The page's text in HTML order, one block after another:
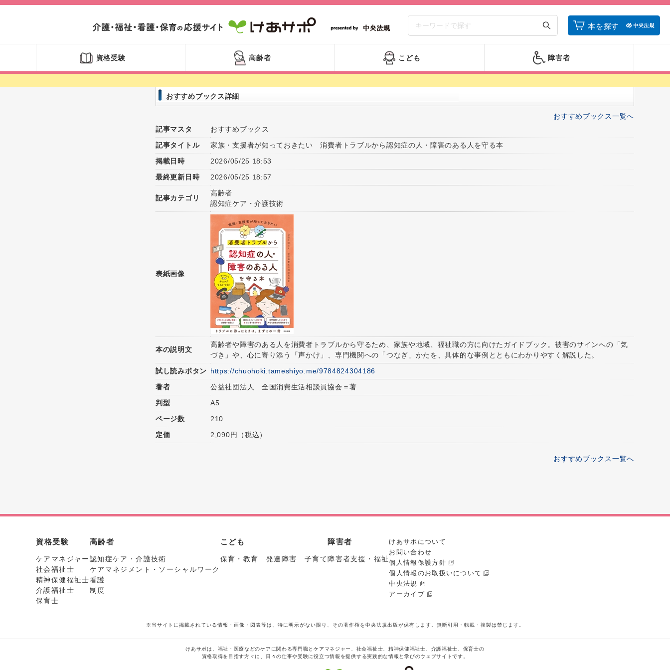
本を探す
資格受験 高齢者 こども 障害者
おすすめブックス詳細
おすすめブックス一覧へ
記事マスタ
おすすめブックス
記事タイトル
家族・支援者が知っておきたい 消費者トラブルから認知症の人・障害のある人を守る本
掲載日時
2026/05/25 18:53
最終更新日時
2026/05/25 18:57
記事カテゴリ
高齢者
認知症ケア・介護技術
表紙画像
本の説明文
高齢者や障害のある人を消費者トラブルから守るため、家族や地域、福祉職の方に向けたガイドブック。被害のサインへの「気
づき」や、心に寄り添う「声かけ」、専門機関への「つなぎ」かたを、具体的な事例とともにわかりやすく解説した。
試し読みボタン https://chuohoki.tameshiyo.me/9784824304186
著者
公益社団法人 全国消費生活相談員協会＝著
判型
A5
ページ数
210
定価
2,090円（税込）
おすすめブックス一覧へ
資格受験
ケアマネジャー
社会福祉士
精神保健福祉士
介護福祉士
保育士
高齢者
認知症ケア・介護技術
ケアマネジメント・ソーシャルワーク
看護
制度
こども
保育・教育 発達障害 子育て
障害者
障害者支援・福祉
けあサポについて
お問い合わせ
個人情報保護方針
個人情報のお取扱いについて
中央法規
アーカイブ
※当サイトに掲載されている情報・画像・図表等は、特に明示がない限り、その著作権を中央法規出版が保有します。無断引用・転載・複製は禁じます。
けあサポは、福祉・医療などのケアに関わる専門職とケアマネジャー、社会福祉士、精神保健福祉士、介護福祉士、保育士の
資格取得を目指す方々に、日々の仕事や受験に役立つ情報を提供する実践的な情報と学びのウェブサイトです。